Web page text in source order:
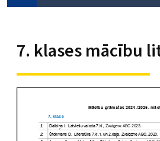
7. klases mācību